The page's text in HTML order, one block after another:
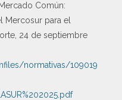
Común:
Mercosur para el
24 de septiembre
normativas/109019